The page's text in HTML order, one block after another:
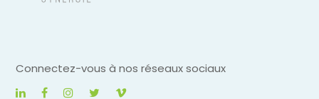
Connectez-vous à nos réseaux sociaux